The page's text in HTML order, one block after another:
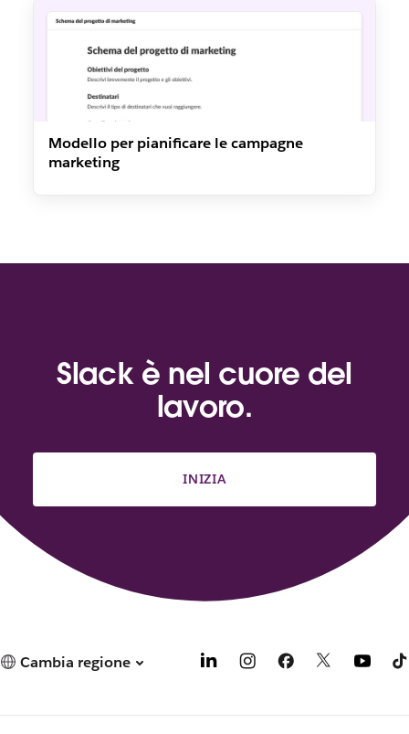
Modello per pianificare le campagne
marketing
Slack è nel cuore del
lavoro.
INIZIA
Cambia regione